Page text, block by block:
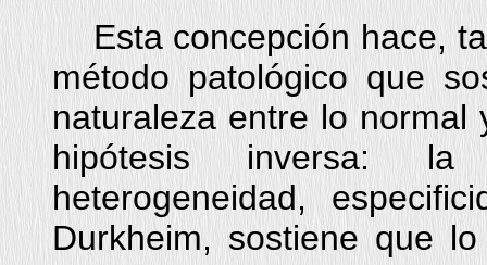
Esta concepción hace,
método patológico que
naturaleza entre lo normal
hipótesis inversa: la
heterogeneidad,
Durkheim, sostiene que